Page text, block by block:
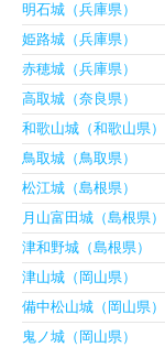
明石城（兵庫県）
姫路城（兵庫県）
赤穂城（兵庫県）
高取城（奈良県）
和歌山城（和歌山県）
鳥取城（鳥取県）
松江城（島根県）
月山富田城（島根県）
津和野城（島根県）
津山城（岡山県）
備中松山城（岡山県）
鬼ノ城（岡山県）